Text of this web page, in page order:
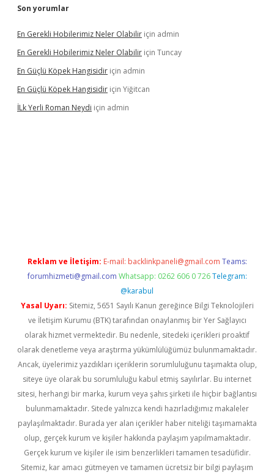
Son yorumlar
En Gerekli Hobilerimiz Neler Olabilir için admin
En Gerekli Hobilerimiz Neler Olabilir için Tuncay
En Güçlü Köpek Hangisidir için admin
En Güçlü Köpek Hangisidir için Yiğitcan
İLk Yerli Roman Neydi için admin
Reklam ve İletişim: E-mail: backlinkpaneli@gmail.com Teams:
forumhizmeti@gmail.com Whatsapp: 0262 606 0 726 Telegram:
@karabul
Yasal Uyarı: Sitemiz, 5651 Sayılı Kanun gereğince Bilgi Teknolojileri
ve İletişim Kurumu (BTK) tarafından onaylanmış bir Yer Sağlayıcı
olarak hizmet vermektedir. Bu nedenle, sitedeki içerikleri proaktif
olarak denetleme veya araştırma yükümlülüğümüz bulunmamaktadır.
Ancak, üyelerimiz yazdıkları içeriklerin sorumluluğunu taşımakta olup,
siteye üye olarak bu sorumluluğu kabul etmiş sayılırlar. Bu internet
sitesi, herhangi bir marka, kurum veya şahıs şirketi ile hiçbir bağlantısı
bulunmamaktadır. Sitede yalnızca kendi hazırladığımız makaleler
paylaşılmaktadır. Burada yer alan içerikler haber niteliği taşımamakta
olup, gerçek kurum ve kişiler hakkında paylaşım yapılmamaktadır.
Gerçek kurum ve kişiler ile isim benzerlikleri tamamen tesadüfidir.
Sitemiz, kar amacı gütmeyen ve tamamen ücretsiz bir bilgi paylaşım